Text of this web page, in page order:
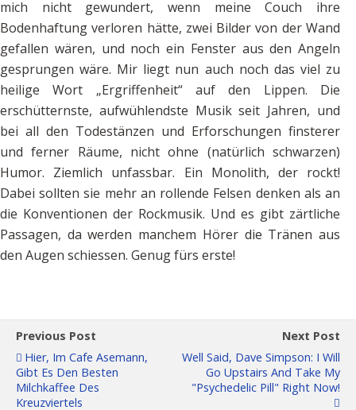
mich nicht gewundert, wenn meine Couch ihre
Bodenhaftung verloren hätte, zwei Bilder von der Wand
gefallen wären, und noch ein Fenster aus den Angeln
gesprungen wäre. Mir liegt nun auch noch das viel zu
heilige Wort „Ergriffenheit“ auf den Lippen. Die
erschütternste, aufwühlendste Musik seit Jahren, und
bei all den Todestänzen und Erforschungen finsterer
und ferner Räume, nicht ohne (natürlich schwarzen)
Humor. Ziemlich unfassbar. Ein Monolith, der rockt!
Dabei sollten sie mehr an rollende Felsen denken als an
die Konventionen der Rockmusik. Und es gibt zärtliche
Passagen, da werden manchem Hörer die Tränen aus
den Augen schiessen. Genug fürs erste!
Previous Post
Hier, Im Cafe Asemann,
Gibt Es Den Besten
Milchkaffee Des
Kreuzviertels
Next Post
Well Said, Dave Simpson: I Will
Go Upstairs And Take My
"psychedelic Pill" Right Now!